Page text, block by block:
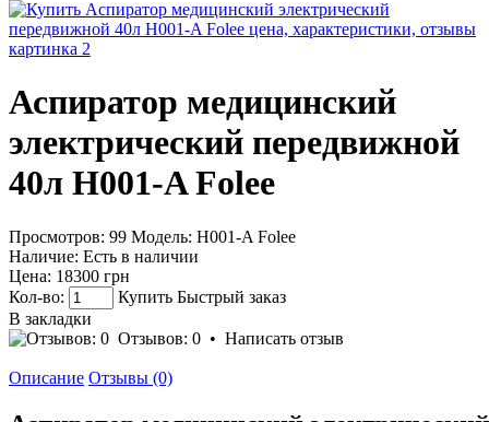
Аспиратор медицинский
электрический передвижной
40л H001-A Folee
Просмотров: 99 Модель: H001-A Folee
Наличие: Есть в наличии
Цена: 18300 грн
Кол-во:
Купить Быстрый заказ
В закладки
Отзывов: 0 • Написать отзыв
Описание Отзывы (0)